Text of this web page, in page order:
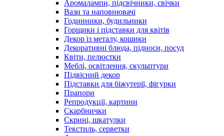
Аромалампи, підсвічники, свічки
Вази та наповнювачі
Годинники, будильники
Горщики і підставки для квітів
Декор із металу, кошики
Декоративні блюда, підноси, посуд
Квіти, пелюстки
Меблі, освітлення, скульптури
Підвісний декор
Підставки для біжутерії, фігурки
Прапори
Репродукції, картини
Скарбнички
Скрині, шкатулки
Текстиль, серветки